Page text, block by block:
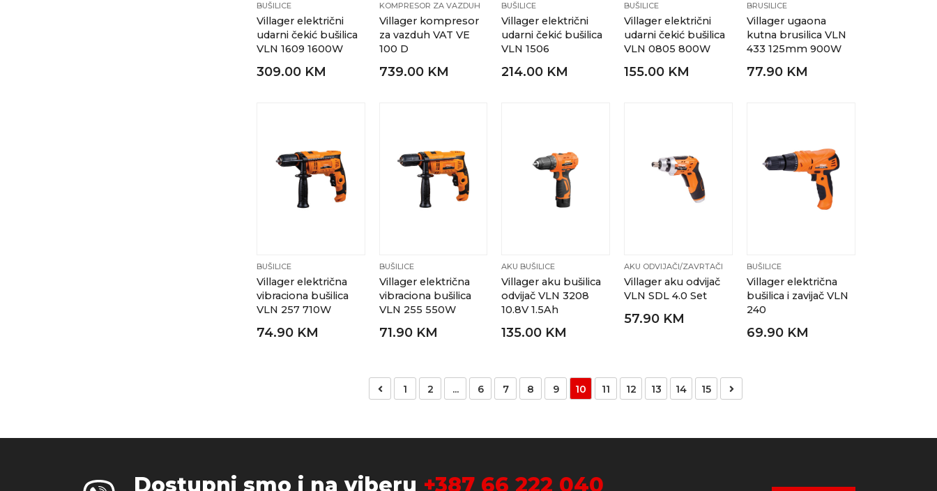
BUŠILICE
Villager električni
udarni čekić bušilica
VLN 1609 1600W
309.00 KM
KOMPRESOR ZA VAZDUH
Villager kompresor
za vazduh VAT VE
100 D
739.00 KM
BUŠILICE
Villager električni
udarni čekić bušilica
VLN 1506
214.00 KM
BUŠILICE
Villager električni
udarni čekić bušilica
VLN 0805 800W
155.00 KM
BRUSILICE
Villager ugaona
kutna brusilica VLN
433 125mm 900W
77.90 KM
BUŠILICE
Villager električna
vibraciona bušilica
VLN 257 710W
74.90 KM
BUŠILICE
Villager električna
vibraciona bušilica
VLN 255 550W
71.90 KM
AKU BUŠILICE
Villager aku bušilica
odvijač VLN 3208
10.8V 1.5Ah
135.00 KM
AKU ODVIJAČI/ZAVRTAČI
Villager aku odvijač
VLN SDL 4.0 Set
57.90 KM
BUŠILICE
Villager električna
bušilica i zavijač VLN
240
69.90 KM
1 2 ... 6 7 8 9 10 11 12 13 14 15
Dostupni smo i na viberu +387 66 222 040